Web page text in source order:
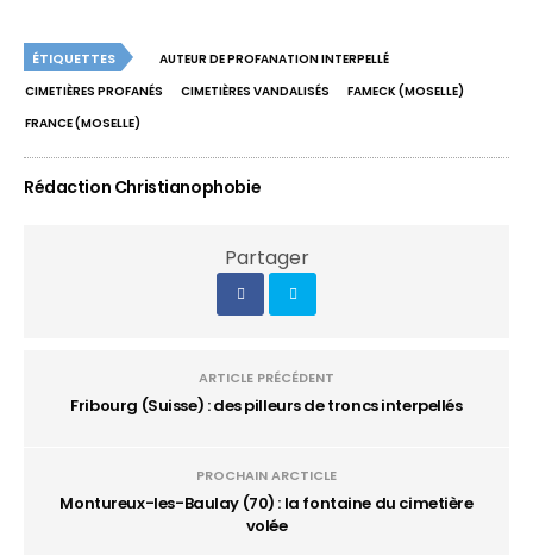
ÉTIQUETTES
AUTEUR DE PROFANATION INTERPELLÉ
CIMETIÈRES PROFANÉS
CIMETIÈRES VANDALISÉS
FAMECK (MOSELLE)
FRANCE (MOSELLE)
Rédaction Christianophobie
Partager
ARTICLE PRÉCÉDENT
Fribourg (Suisse) : des pilleurs de troncs interpellés
PROCHAIN ARCTICLE
Montureux-les-Baulay (70) : la fontaine du cimetière
volée